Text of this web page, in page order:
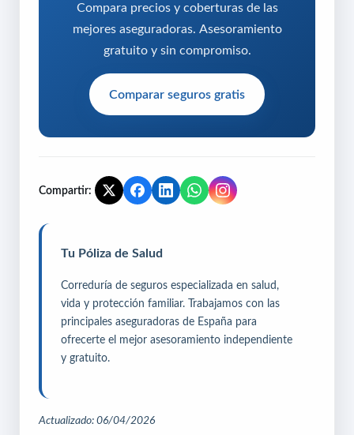
Compara precios y coberturas de las
mejores aseguradoras. Asesoramiento
gratuito y sin compromiso.
Comparar seguros gratis
Compartir:
Tu Póliza de Salud
Correduría de seguros especializada en salud,
vida y protección familiar. Trabajamos con las
principales aseguradoras de España para
ofrecerte el mejor asesoramiento independiente
y gratuito.
Actualizado: 06/04/2026